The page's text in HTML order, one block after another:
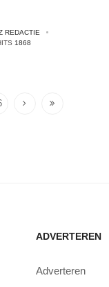
REDACTIE
1868
ADVERTEREN
Adverteren